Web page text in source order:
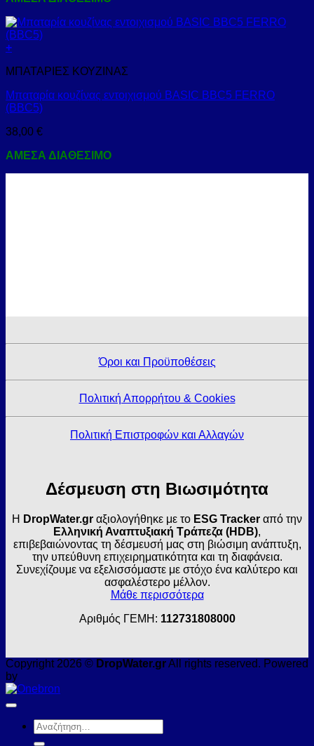
+
ΜΠΑΤΑΡΙΕΣ ΚΟΥΖΙΝΑΣ
Μπαταρία κουζίνας εντοιχισμού BASIC BBC5 FERRO
(BBC5)
38,00 €
ΑΜΕΣΑ ΔΙΑΘΕΣΙΜΟ
Όροι και Προϋποθέσεις
Πολιτική Απορρήτου & Cookies
Πολιτική Επιστροφών και Αλλαγών
Δέσμευση στη Βιωσιμότητα
Η DropWater.gr αξιολογήθηκε με το ESG Tracker από την
Ελληνική Αναπτυξιακή Τράπεζα (HDB),
επιβεβαιώνοντας τη δέσμευσή μας στη βιώσιμη ανάπτυξη,
την υπεύθυνη επιχειρηματικότητα και τη διαφάνεια.
Συνεχίζουμε να εξελισσόμαστε με στόχο ένα καλύτερο και
ασφαλέστερο μέλλον.
Μάθε περισσότερα
Αριθμός ΓΕΜΗ: 112731808000
Copyright 2026 © DropWater.grAll rights reserved. Powered
by
Αναζήτηση
για: